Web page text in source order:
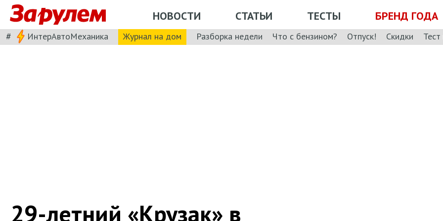
НОВОСТИ СТАТЬИ ТЕСТЫ БРЕНД ГОДА
# ИнтерАвтоМеханика Журнал на дом Разборка недели Что с бензином? Отпуск! Скидки
29-летний «Крузак» в